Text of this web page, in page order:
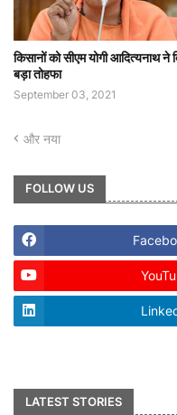
किसानों को सीएम योगी आदित्यनाथ ने
बड़ा तोहफा
September 03, 2021
और नया
FOLLOW US
LATEST STORIES